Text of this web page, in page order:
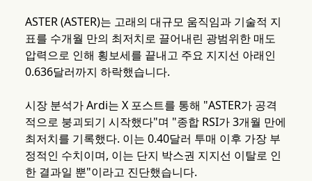
ASTER (ASTER)는 고래의 대규모 움직임과 기술적 지
표를 수개월 만의 최저치로 끌어내린 광범위한 매도
압력으로 인해 횡보세를 끝내고 주요 지지선 아래인
0.636달러까지 하락했습니다.
시장 분석가 Ardi는 X 포스트를 통해 "ASTER가 공격
적으로 붕괴되기 시작했다"며 "종합 RSI가 3개월 만에
최저치를 기록했다. 이는 0.40달러 투매 이후 가장 부
정적인 수치이며, 이는 단지 박스권 지지선 이탈로 인
한 결과일 뿐"이라고 진단했습니다.